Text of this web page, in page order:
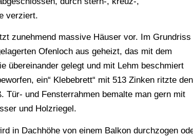
verziert.
zunehmend massive Häuser vor. Im Grundriss
Ofenloch aus geheizt, das mit dem
übereinander gelegt und mit Lehm beschmiert
ein“ Klebebrett“ mit 513 Zinken ritzte den
Tür- und Fensterrahmen bemalte man gern mit
und Holzriegel.
in Dachhöhe von einem Balkon durchzogen